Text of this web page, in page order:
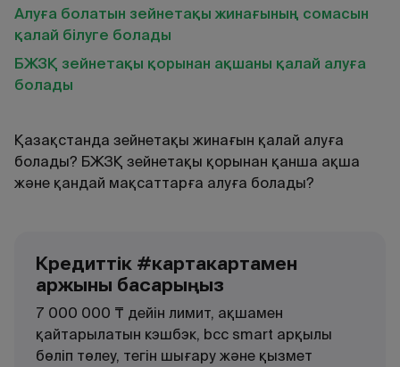
Алуға болатын зейнетақы жинағының сомасын
қалай білуге болады
БЖЗҚ зейнетақы қорынан ақшаны қалай алуға
болады
Қазақстанда зейнетақы жинағын қалай алуға
болады? БЖЗҚ зейнетақы қорынан қанша ақша
және қандай мақсаттарға алуға болады?
Кредиттік #картакартамен
қаржыны басқарыңыз
7 000 000 ₸ дейін лимит, ақшамен
қайтарылатын кэшбэк, bcc smart арқылы
бөліп төлеу, тегін шығару және қызмет